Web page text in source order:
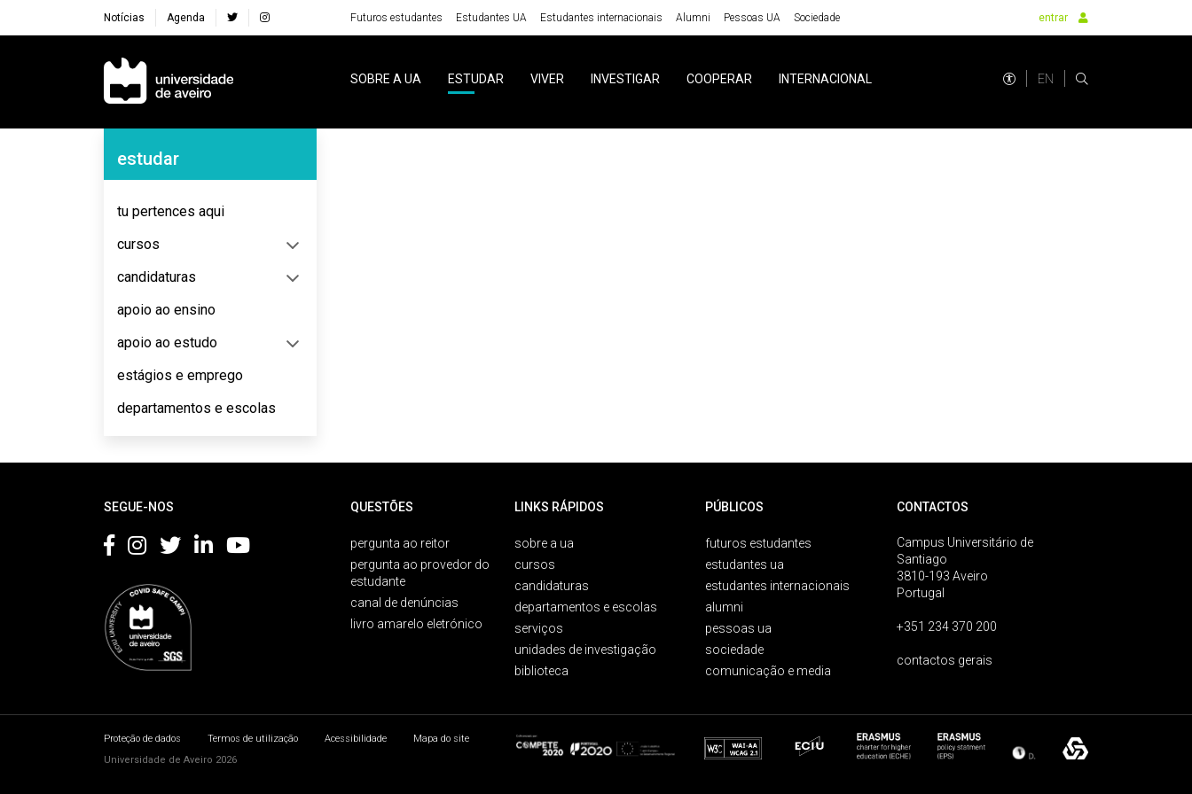
Notícias Agenda Futuros estudantes Estudantes UA Estudantes internacionais Alumni Pessoas UA Sociedade entrar
Navegação Principal
SOBRE A UA ESTUDAR VIVER INVESTIGAR COOPERAR INTERNACIONAL EN
Navegação Lateral
estudar
tu pertences aqui
cursos
candidaturas
apoio ao ensino
apoio ao estudo
estágios e emprego
departamentos e escolas
SEGUE-NOS QUESTÕES
pergunta ao reitor
pergunta ao provedor do
estudante
canal de denúncias
livro amarelo eletrónico
LINKS RÁPIDOS
sobre a ua
cursos
candidaturas
departamentos e escolas
serviços
unidades de investigação
biblioteca
PÚBLICOS
futuros estudantes
estudantes ua
estudantes internacionais
alumni
pessoas ua
sociedade
comunicação e media
CONTACTOS
Campus Universitário de
Santiago
3810-193 Aveiro
Portugal
+351 234 370 200
contactos gerais
Proteção de dados Termos de utilização Acessibilidade
Mapa do site
Universidade de Aveiro 2026